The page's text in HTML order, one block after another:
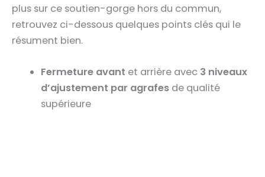
plus sur ce soutien-gorge hors du commun,
retrouvez ci-dessous quelques points clés qui le
résument bien.
Fermeture avant et arrière avec 3 niveaux
d’ajustement par agrafes de qualité
supérieure